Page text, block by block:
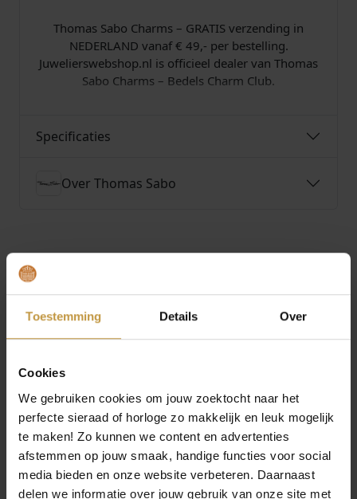
Toestemming Details Over
Cookies
We gebruiken cookies om jouw zoektocht naar het
perfecte sieraad of horloge zo makkelijk en leuk mogelijk
te maken! Zo kunnen we content en advertenties
afstemmen op jouw smaak, handige functies voor social
media bieden en onze website verbeteren. Daarnaast
delen we informatie over jouw gebruik van onze site met
4
9
a
a
n
t
Thomas Sabo Charms – GRATIS verzending in
NEDERLAND vanaf € 49,- per bestelling.
Juwelierswebshop.nl is officieel dealer van Thomas
Sabo Charms – Bedels Charm Club.
Specificaties
Over Thomas Sabo
MEER VAN THOMAS SABO
Aanbieding! Aanbieding!